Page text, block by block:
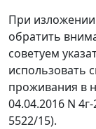
При изложении
обратить
советуем
использовать
проживания в
04.04.2016 N
5522/15).